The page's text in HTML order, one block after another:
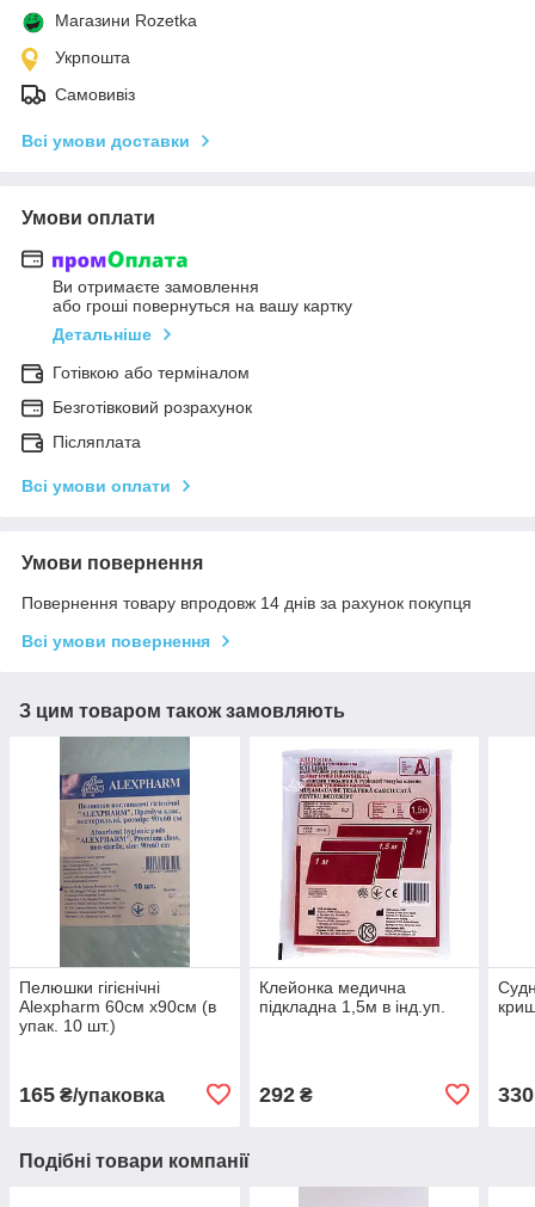
Магазини Rozetka
Укрпошта
Самовивіз
Всі умови доставки
Умови оплати
Ви отримаєте замовлення
або гроші повернуться на вашу картку
Детальніше
Готівкою або терміналом
Безготівковий розрахунок
Післяплата
Всі умови оплати
Умови повернення
Повернення товару впродовж 14 днів за рахунок покупця
Всі умови повернення
З цим товаром також замовляють
Пелюшки гігієнічні
Alexpharm 60см х90см (в
упак. 10 шт.)
165 ₴/упаковка
Клейонка медична
підкладна 1,5м в інд.уп.
292₴ 330
Подібні товари компанії